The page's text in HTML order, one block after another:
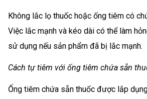
Không lắc lọ thuốc hoặc ống tiêm có
Việc lắc mạnh và kéo dài có thể làm
sử dụng nếu sản phẩm đã bị lắc mạnh.
Cách tự tiêm với ống tiêm chứa sẵn
Ống tiêm chứa sẵn thuốc được lắp